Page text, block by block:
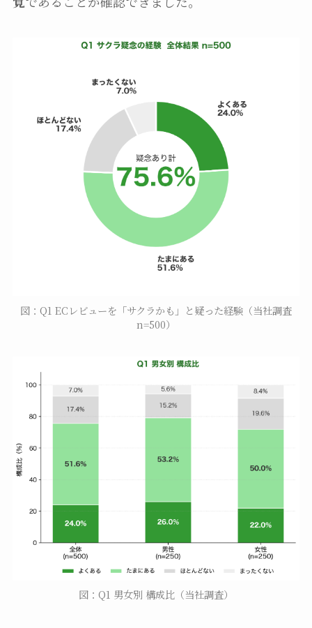
図：Q1 ECレビューを「サクラかも」と疑った経験（当社調査
n=500）
図：Q1 男女別 構成比（当社調査）